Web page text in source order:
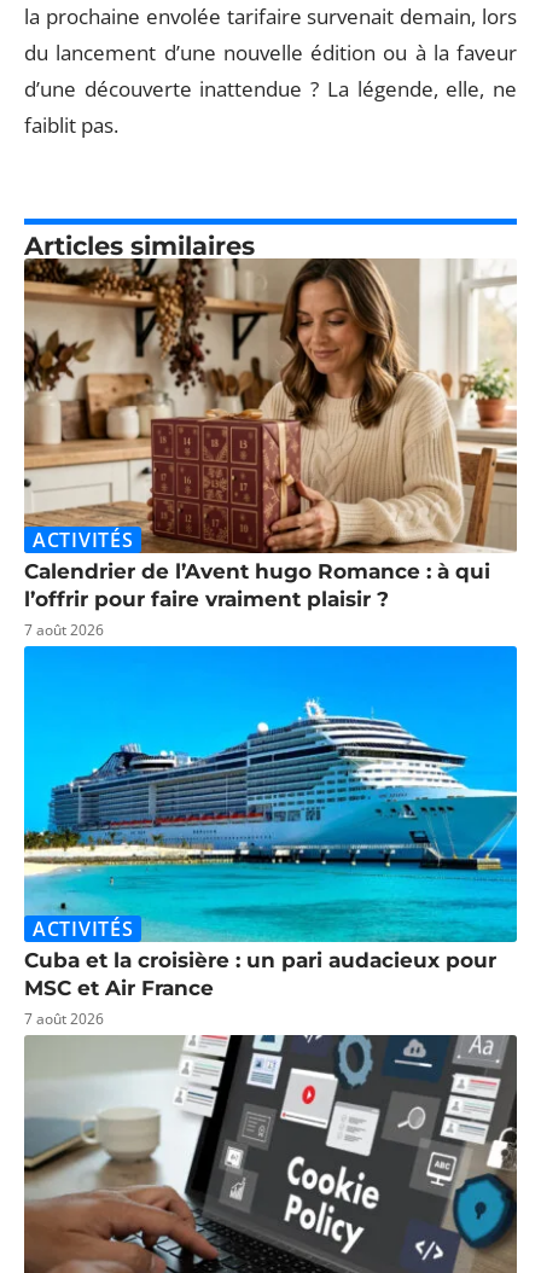
la prochaine envolée tarifaire survenait demain, lors
du lancement d’une nouvelle édition ou à la faveur
d’une découverte inattendue ? La légende, elle, ne
faiblit pas.
Articles similaires
ACTIVITÉS
Calendrier de l’Avent hugo Romance : à qui
l’offrir pour faire vraiment plaisir ?
7 août 2026
ACTIVITÉS
Cuba et la croisière : un pari audacieux pour
MSC et Air France
7 août 2026